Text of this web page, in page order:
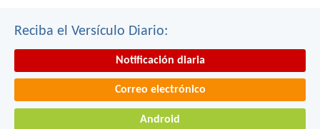
Reciba el Versículo Diario:
Notificación diaria
Correo electrónico
Android